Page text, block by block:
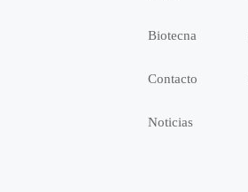
Biotecna
Contacto
Noticias